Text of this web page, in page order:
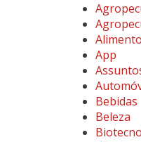
App
Bebidas
Beleza